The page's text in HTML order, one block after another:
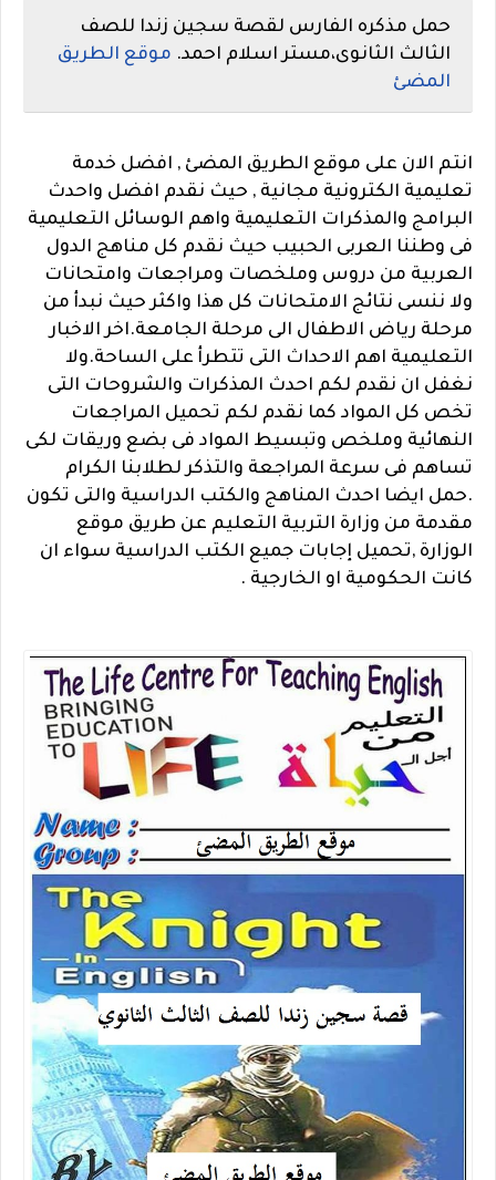
حمل مذكره الفارس لقصة سجين زندا للصف
الثالث الثانوى،مستر اسلام احمد. موقع الطريق
المضئ
انتم الان على موقع الطريق المضئ , افضل خدمة
تعليمية الكترونية مجانية , حيث نقدم افضل واحدث
البرامج والمذكرات التعليمية واهم الوسائل التعليمية
فى وطننا العربى الحبيب حيث نقدم كل مناهج الدول
العربية من دروس وملخصات ومراجعات وامتحانات
ولا ننسى نتائج الامتحانات كل هذا واكثر حيث نبدأ من
مرحلة رياض الاطفال الى مرحلة الجامعة.اخر الاخبار
التعليمية اهم الاحداث التى تتطرأ على الساحة.ولا
نغفل ان نقدم لكم احدث المذكرات والشروحات التى
تخص كل المواد كما نقدم لكم تحميل المراجعات
النهائية وملخص وتبسيط المواد فى بضع وريقات لكى
تساهم فى سرعة المراجعة والتذكر لطلابنا الكرام
.حمل ايضا احدث المناهج والكتب الدراسية والتى تكون
مقدمة من وزارة التربية التعليم عن طريق موقع
الوزارة ,تحميل إجابات جميع الكتب الدراسية سواء ان
كانت الحكومية او الخارجية .